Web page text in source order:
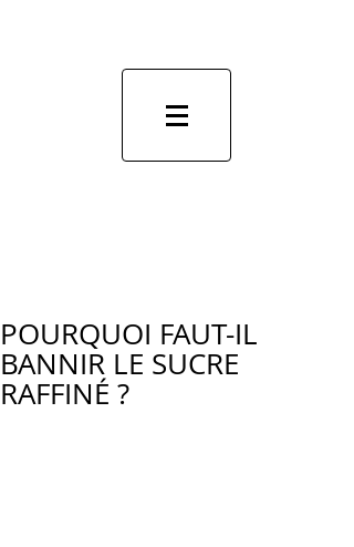
POURQUOI FAUT-IL
BANNIR LE SUCRE
RAFFINÉ ?